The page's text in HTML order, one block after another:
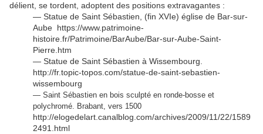
délient, se tordent, adoptent des positions extravagantes :
— Statue de Saint Sébastien, (fin XVIe) église de Bar-sur-
Aube https://www.patrimoine-
histoire.fr/Patrimoine/BarAube/Bar-sur-Aube-Saint-
Pierre.htm
— Statue de Saint Sébastien à Wissembourg.
http://fr.topic-topos.com/statue-de-saint-sebastien-
wissembourg
— Saint Sébastien en bois sculpté en ronde-bosse et
polychromé. Brabant, vers 1500
http://elogedelart.canalblog.com/archives/2009/11/22/1589
2491.html